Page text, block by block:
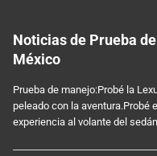
Noticias de Prueba
México
Prueba de manejo:Probé la
peleado con la aventura.Probé
experiencia al volante del